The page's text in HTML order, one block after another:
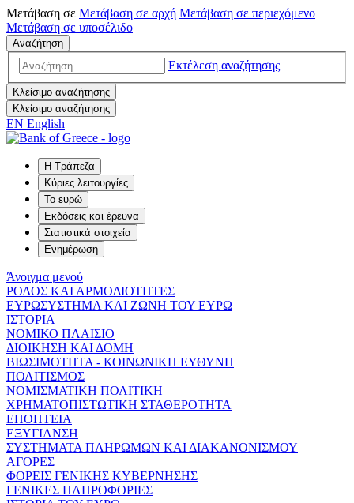
Μετάβαση σε Μετάβαση σε αρχή Μετάβαση σε περιεχόμενο
Μετάβαση σε υποσέλιδο
Αναζήτηση
Εκτέλεση αναζήτησης
Κλείσιμο αναζήτησης
Κλείσιμο αναζήτησης
EN English
Η Τράπεζα
Κύριες λειτουργίες
Το ευρώ
Εκδόσεις και έρευνα
Στατιστικά στοιχεία
Ενημέρωση
Άνοιγμα μενού
ΡΟΛΟΣ ΚΑΙ ΑΡΜΟΔΙΟΤΗΤΕΣ
ΕΥΡΩΣΥΣΤΗΜΑ ΚΑΙ ΖΩΝΗ ΤΟΥ ΕΥΡΩ
ΙΣΤΟΡΙΑ
ΝΟΜΙΚΟ ΠΛΑΙΣΙΟ
ΔΙΟΙΚΗΣΗ ΚΑΙ ΔΟΜΗ
ΒΙΩΣΙΜΟΤΗΤΑ - ΚΟΙΝΩΝΙΚΗ ΕΥΘΥΝΗ
ΠΟΛΙΤΙΣΜΟΣ
ΝΟΜΙΣΜΑΤΙΚΗ ΠΟΛΙΤΙΚΗ
ΧΡΗΜΑΤΟΠΙΣΤΩΤΙΚΗ ΣΤΑΘΕΡΟΤΗΤΑ
ΕΠΟΠΤΕΙΑ
ΕΞΥΓΙΑΝΣΗ
ΣΥΣΤΗΜΑΤΑ ΠΛΗΡΩΜΩΝ ΚΑΙ ΔΙΑΚΑΝΟΝΙΣΜΟΥ
ΑΓΟΡΕΣ
ΦΟΡΕΙΣ ΓΕΝΙΚΗΣ ΚΥΒΕΡΝΗΣΗΣ
ΓΕΝΙΚΕΣ ΠΛΗΡΟΦΟΡΙΕΣ